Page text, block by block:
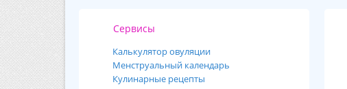
Сервисы
Калькулятор овуляции
Менструальный календарь
Кулинарные рецепты